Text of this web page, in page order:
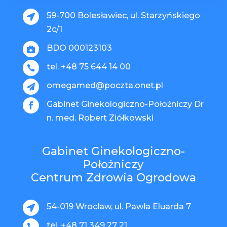

59-700 Bolesławiec, ul. Starzyńskiego
2c/1
 BDO 000123103
 tel. +48 75 644 14 00
 omegamed@poczta.onet.pl

Gabinet Ginekologiczno-Położniczy Dr
n. med. Robert Ziółkowski
Gabinet Ginekologiczno-
Położniczy
Centrum Zdrowia Ogrodowa
 54-019 Wrocław, ul. Pawła Eluarda 7